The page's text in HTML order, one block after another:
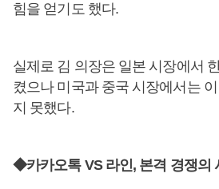
힘을 얻기도 했다.
실제로 김 의장은 일본 시장에서
켰으나 미국과 중국 시장에서는
지 못했다.
◆카카오톡 VS 라인, 본격 경쟁의